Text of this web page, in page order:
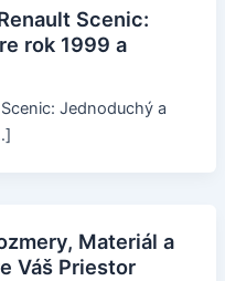
Scenic:
rok 1999 a
Jednoduchý a
Materiál a
Váš Priestor